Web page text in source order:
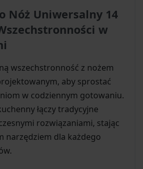
Nóż Uniwersalny 14
w
wszechstronność z nożem
aby sprostać
w codziennym gotowaniu.
łączy tradycyjne
rozwiązaniami, stając
narzędziem dla każdego